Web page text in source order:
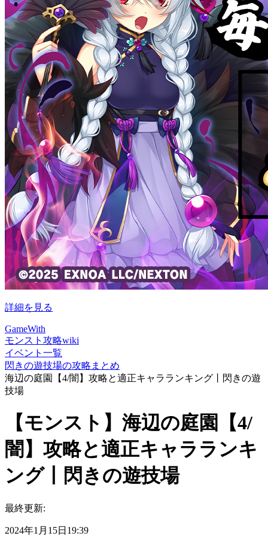
詳細を見る
GameWith
モンスト攻略wiki
イベント一覧
閃きの遊技場の攻略まとめ
海辺の庭園【4/闇】攻略と適正キャラランキング丨閃きの遊
技場
【モンスト】海辺の庭園【4/
闇】攻略と適正キャラランキ
ング丨閃きの遊技場
最終更新:
2024年1月15日19:39